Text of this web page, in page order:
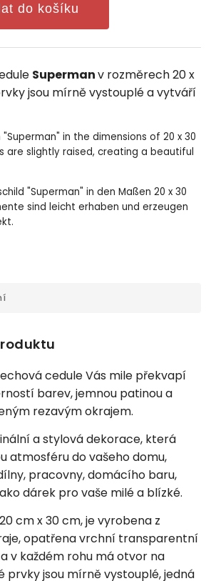
do košíku
Supermanv rozměrech 20 x
jsou mírně vystouplé a vytváří
"Superman" in the dimensions of 20 x 30
are slightly raised, creating a beautiful
"Superman" in den Maßen 20 x 30
sind leicht erhaben und erzeugen
cedule Vás mile překvapí
barev, jemnou patinou a
rezavým okrajem.
a stylová dekorace, která
atmosféru do vašeho domu,
pracovny, domácího baru,
dárek pro vaše milé a blízké.
cm x 30 cm, je vyrobena z
opatřena vrchní transparentní
v každém rohu má otvor na
prvky jsou mírně vystouplé, jedná